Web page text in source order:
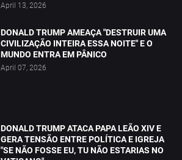
April 13, 2026
DONALD TRUMP AMEAÇA "DESTRUIR UMA
CIVILIZAÇÃO INTEIRA ESSA NOITE" E O
MUNDO ENTRA EM PÂNICO
April 07, 2026
DONALD TRUMP ATACA PAPA LEÃO XIV E
GERA TENSÃO ENTRE POLÍTICA E IGREJA
"SE NÃO FOSSE EU, TU NÃO ESTARIAS NO